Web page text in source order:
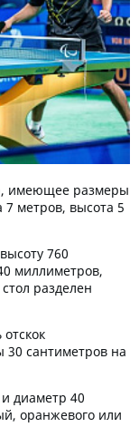
, имеющее размеры
метров, высота 5
760
миллиметров,
разделен
сантиметров на
диаметр 40
оранжевого или